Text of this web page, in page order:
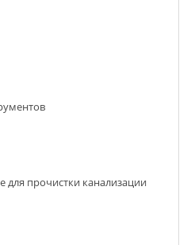
для прочистки канализации